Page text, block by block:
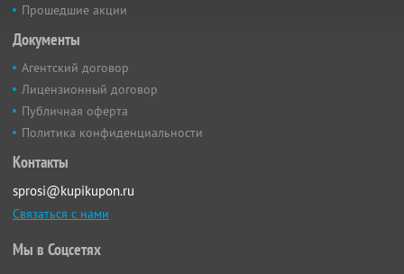
Прошедшие акции
Документы
Агентский договор
Лицензионный договор
Публичная оферта
Политика конфиденциальности
Контакты
sprosi@kupikupon.ru
Связаться с нами
Мы в Соцсетях